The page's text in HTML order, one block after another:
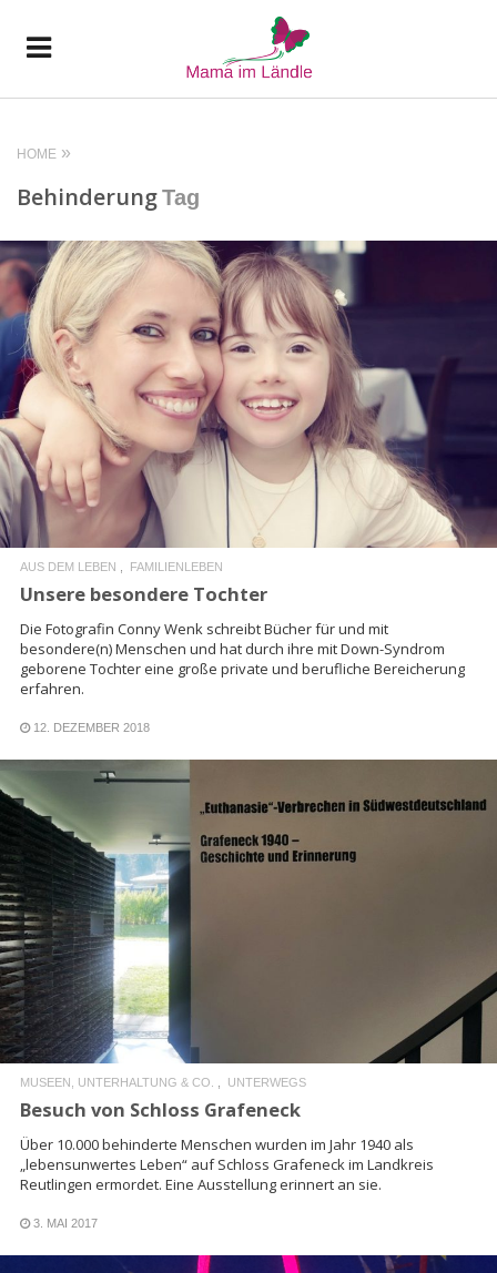
HOME
BehinderungTag
READ MORE
AUS DEM LEBEN FAMILIENLEBEN
Unsere besondere Tochter
Die Fotografin Conny Wenk schreibt Bücher für und mit
besondere(n) Menschen und hat durch ihre mit Down-Syndrom
geborene Tochter eine große private und berufliche Bereicherung
erfahren.
12. DEZEMBER 2018
MUSEEN, UNTERHALTUNG & CO. UNTERWEGS
Besuch von Schloss Grafeneck
Über 10.000 behinderte Menschen wurden im Jahr 1940 als
„lebensunwertes Leben“ auf Schloss Grafeneck im Landkreis
Reutlingen ermordet. Eine Ausstellung erinnert an sie.
3. MAI 2017